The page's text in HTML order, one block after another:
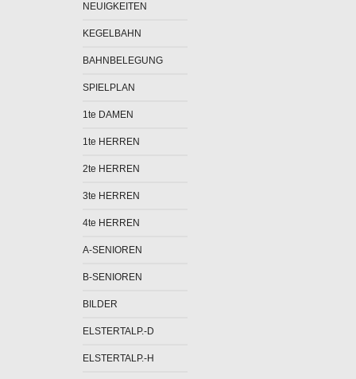
NEUIGKEITEN
KEGELBAHN
BAHNBELEGUNG
SPIELPLAN
1te DAMEN
1te HERREN
2te HERREN
3te HERREN
4te HERREN
A-SENIOREN
B-SENIOREN
BILDER
ELSTERTALP.-D
ELSTERTALP.-H